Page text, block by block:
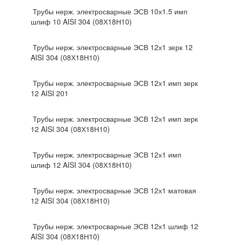
Трубы нерж. электросварные ЭСВ 10х1.5 имп
шлиф 10 AISI 304 (08Х18Н10)
Трубы нерж. электросварные ЭСВ 12х1 зерк 12
AISI 304 (08Х18Н10)
Трубы нерж. электросварные ЭСВ 12х1 имп зерк
12 AISI 201
Трубы нерж. электросварные ЭСВ 12х1 имп зерк
12 AISI 304 (08Х18Н10)
Трубы нерж. электросварные ЭСВ 12х1 имп
шлиф 12 AISI 304 (08Х18Н10)
Трубы нерж. электросварные ЭСВ 12х1 матовая
12 AISI 304 (08Х18Н10)
Трубы нерж. электросварные ЭСВ 12х1 шлиф 12
AISI 304 (08Х18Н10)